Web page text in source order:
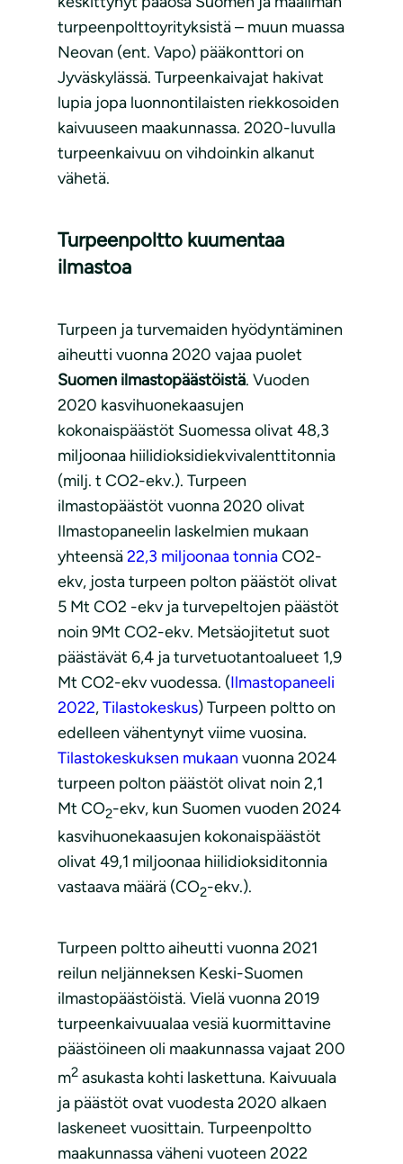
turpeenpolttoyrityksistä – muun muassa
Neovan (ent. Vapo) pääkonttori on
Jyväskylässä. Turpeenkaivajat hakivat
lupia jopa luonnontilaisten riekkosoiden
kaivuuseen maakunnassa. 2020-luvulla
turpeenkaivuu on vihdoinkin alkanut
vähetä.
Turpeenpoltto kuumentaa
ilmastoa
Turpeen ja turvemaiden hyödyntäminen
aiheutti vuonna 2020 vajaa puolet
Suomen ilmastopäästöistä. Vuoden
2020 kasvihuonekaasujen
kokonaispäästöt Suomessa olivat 48,3
miljoonaa hiilidioksidiekvivalenttitonnia
(milj. t CO2-ekv.). Turpeen
ilmastopäästöt vuonna 2020 olivat
Ilmastopaneelin laskelmien mukaan
yhteensä22,3 miljoonaa tonniaCO2-
ekv, josta turpeen polton päästöt olivat
5 Mt CO2 -ekv ja turvepeltojen päästöt
noin 9Mt CO2-ekv. Metsäojitetut suot
päästävät 6,4 ja turvetuotantoalueet 1,9
Mt CO2-ekv vuodessa. (Ilmastopaneeli
2022,Tilastokeskus) Turpeen poltto on
edelleen vähentynyt viime vuosina.
Tilastokeskuksen mukaan vuonna 2024
turpeen polton päästöt olivat noin 2,1
Mt CO2-ekv, kun Suomen vuoden 2024
kasvihuonekaasujen kokonaispäästöt
olivat 49,1 miljoonaa hiilidioksiditonnia
vastaava määrä (CO2-ekv.).
Turpeen poltto aiheutti vuonna 2021
reilun neljänneksen Keski-Suomen
ilmastopäästöistä. Vielä vuonna 2019
turpeenkaivuualaa vesiä kuormittavine
päästöineen oli maakunnassa vajaat 200
m2 asukasta kohti laskettuna. Kaivuuala
ja päästöt ovat vuodesta 2020 alkaen
laskeneet vuosittain. Turpeenpoltto
maakunnassa väheni vuoteen 2022